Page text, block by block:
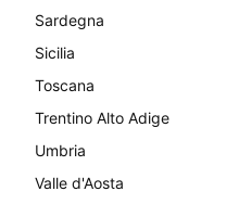
Sardegna
Sicilia
Toscana
Trentino Alto Adige
Umbria
Valle d'Aosta